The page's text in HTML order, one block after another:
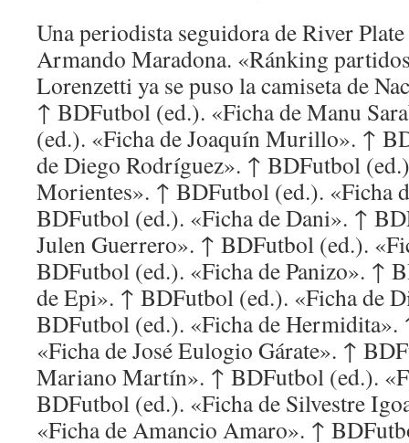
Una periodista seguidora de River
Armando Maradona. «Ránking
Lorenzetti ya se puso la camiseta de
↑ BDFutbol (ed.). «Ficha de Manu
(ed.). «Ficha de Joaquín Murillo». ↑
de Diego Rodríguez». ↑ BDFutbol
Morientes». ↑ BDFutbol (ed.). «Ficha
BDFutbol (ed.). «Ficha de Dani». ↑
Julen Guerrero». ↑ BDFutbol (ed.).
BDFutbol (ed.). «Ficha de Panizo». ↑
de Epi». ↑ BDFutbol (ed.). «Ficha de
BDFutbol (ed.). «Ficha de
«Ficha de José Eulogio Gárate». ↑
Mariano Martín». ↑ BDFutbol (ed.).
BDFutbol (ed.). «Ficha de Silvestre
«Ficha de Amancio Amaro». ↑